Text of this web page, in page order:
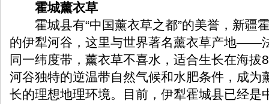
霍城薰衣草
霍城县有“中国薰衣草之都”的美誉，新疆
的伊犁河谷，这里与世界著名薰衣草产地——
同一纬度带，薰衣草不喜水，适合生长在海拔
河谷独特的逆温带自然气候和水肥条件，成为
长的理想地理环境。目前，伊犁霍城县已经是